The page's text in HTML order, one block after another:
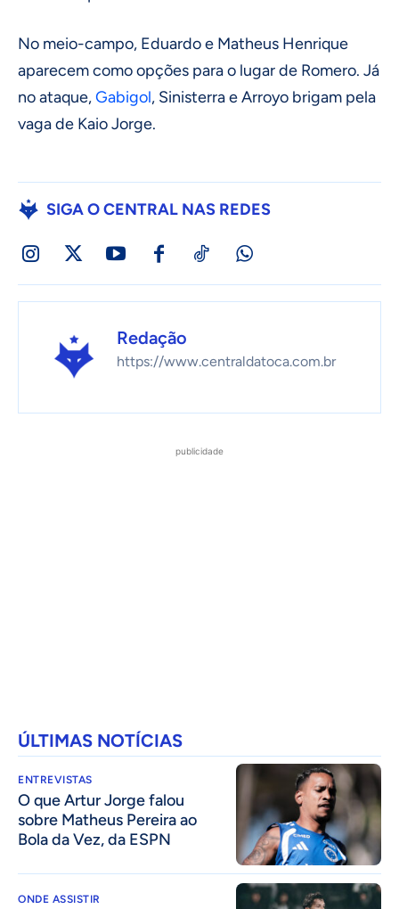
No meio-campo, Eduardo e Matheus Henrique
aparecem como opções para o lugar de Romero. Já
no ataque,Gabigol, Sinisterra e Arroyo brigam pela
vaga de Kaio Jorge.
SIGA O CENTRAL NAS REDES
Redação
https://www.centraldatoca.com.br
publicidade
ÚLTIMAS NOTÍCIAS
ENTREVISTAS
O que Artur Jorge falou
sobre Matheus Pereira ao
Bola da Vez, da ESPN
ONDE ASSISTIR